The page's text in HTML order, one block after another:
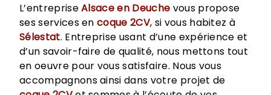
L’entrepriseAlsace en Deuche vous propose
ses services encoque 2CV, si vous habitez à
Sélestat. Entreprise usant d’une expérience et
d’un savoir-faire de qualité, nous mettons tout
en oeuvre pour vous satisfaire. Nous vous
accompagnons ainsi dans votre projet de